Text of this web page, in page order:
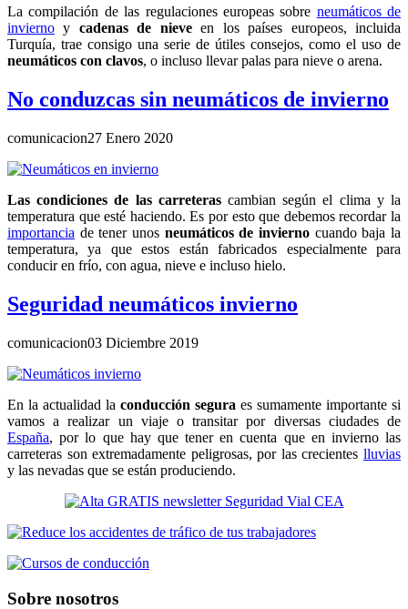
La compilación de las regulaciones europeas sobre neumáticos de
invierno y cadenas de nieveen los países europeos, incluida
Turquía, trae consigo una serie de útiles consejos, como el uso de
neumáticos con clavos, o incluso llevar palas para nieve o arena.
No conduzcas sin neumáticos de invierno
comunicacion27 Enero 2020
Las condiciones de las carreterascambian según el clima y la
temperatura que esté haciendo. Es por esto que debemos recordar la
importancia de tener unos neumáticos de invierno cuando baja la
temperatura, ya que estos están fabricados especialmente para
conducir en frío, con agua, nieve e incluso hielo.
Seguridad neumáticos invierno
comunicacion03 Diciembre 2019
En la actualidad la conducción segura es sumamente importante si
vamos a realizar un viaje o transitar por diversas ciudades de
España, por lo que hay que tener en cuenta que en invierno las
carreteras son extremadamente peligrosas, por las crecientes lluvias
y las nevadas que se están produciendo.
Sobre nosotros